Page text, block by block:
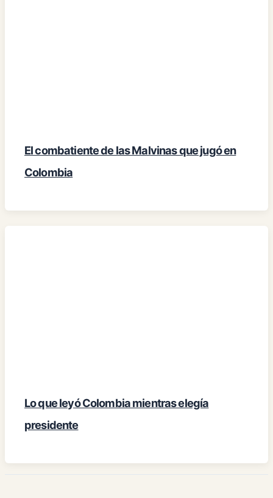
El combatiente de las Malvinas que jugó en
Colombia
Lo que leyó Colombia mientras elegía
presidente